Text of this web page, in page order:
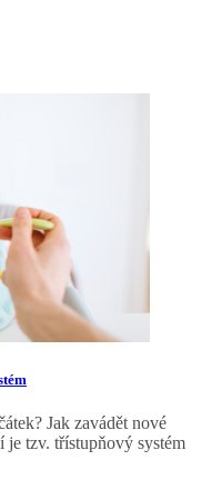
Jak zavádět nové
je tzv. třístupňový systém